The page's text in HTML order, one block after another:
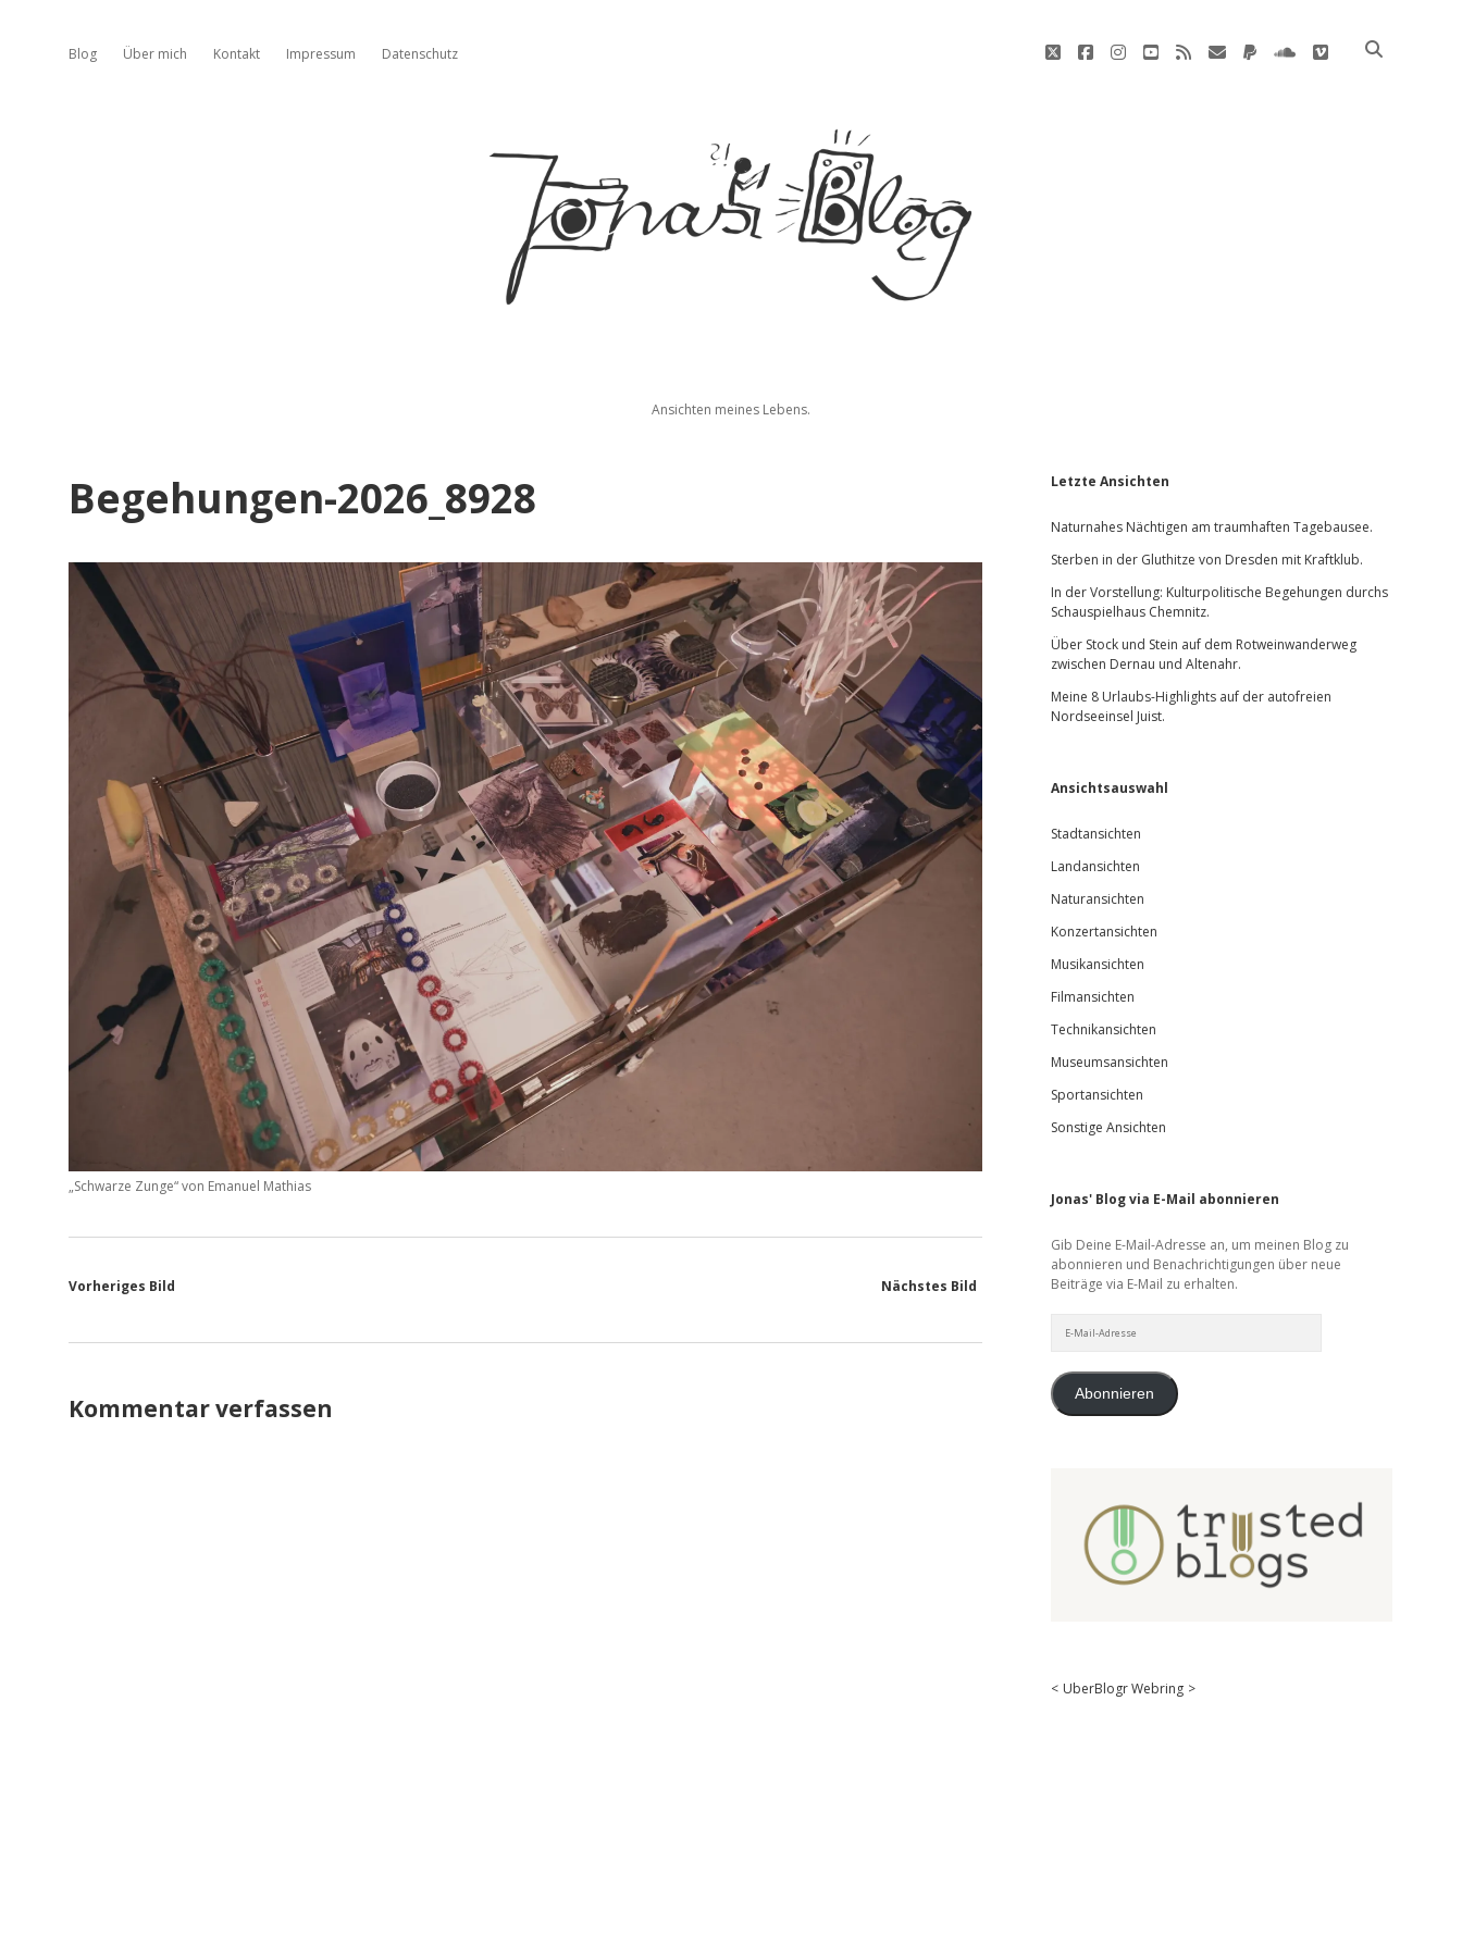
Blog Über mich Kontakt Impressum Datenschutz twitterfacebookinstagram
youtube
rss E-
paypalsoundcloud
vimeo
Jonas'
Blog
Ansichten meines Lebens.
Begehungen-2026_8928
„Schwarze Zunge“ von Emanuel Mathias
Vorheriges Bild Nächstes Bild
Kommentar verfassen
Sidebar
Letzte Ansichten
Naturnahes Nächtigen am traumhaften Tagebausee.
Sterben in der Gluthitze von Dresden mit Kraftklub.
In der Vorstellung: Kulturpolitische Begehungen durchs
Schauspielhaus Chemnitz.
Über Stock und Stein auf dem Rotweinwanderweg
zwischen Dernau und Altenahr.
Meine 8 Urlaubs-Highlights auf der autofreien
Nordseeinsel Juist.
Ansichtsauswahl
Stadtansichten
Landansichten
Naturansichten
Konzertansichten
Musikansichten
Filmansichten
Technikansichten
Museumsansichten
Sportansichten
Sonstige Ansichten
Jonas' Blog via E-Mail abonnieren
Gib Deine E-Mail-Adresse an, um meinen Blog zu
abonnieren und Benachrichtigungen über neue
Beiträge via E-Mail zu erhalten.
Mail-
Abonnieren
< UberBlogr Webring >